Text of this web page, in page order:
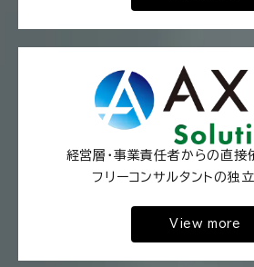
経営層・事業責任者からの直接
フリーコンサルタントの独
View more